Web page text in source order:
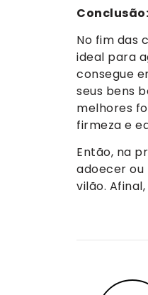
No fim das
ideal para
consegue
seus bens
melhores
firmeza e
Então, na
adoecer
vilão.